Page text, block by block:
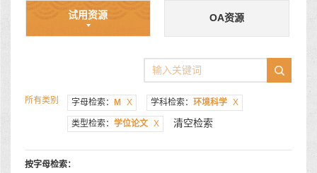
试用资源 OA资源
所有类别 字母检索： M X 学科检索： 环境科学 X
类型检索： 学位论文 X 清空检索
按字母检索：